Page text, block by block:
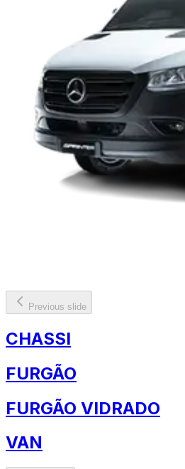
Previous slide
CHASSI
FURGÃO
FURGÃO VIDRADO
VAN